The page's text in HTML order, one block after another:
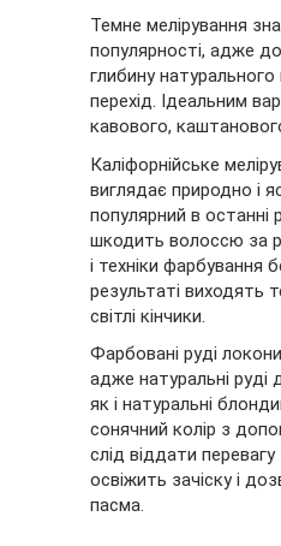
Темне мелірування
популярності, адже
глибину
перехід. Ідеальним
кавового,
Каліфорнійське
виглядає природно і
популярний в останні
шкодить волоссю за
і техніки фарбування
результаті виходять
світлі кінчики.
Фарбовані руді
адже натуральні руді
як і натуральні
сонячний колір з
слід віддати
освіжить зачіску і
пасма.